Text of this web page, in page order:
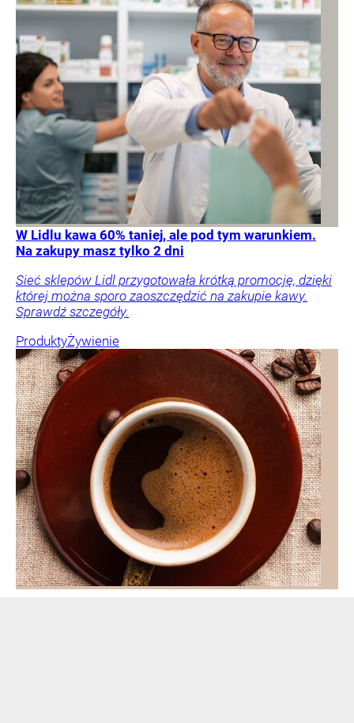
W Lidlu kawa 60% taniej, ale pod tym warunkiem.
Na zakupy masz tylko 2 dni
Sieć sklepów Lidl przygotowała krótką promocję, dzięki
której można sporo zaoszczędzić na zakupie kawy.
Sprawdź szczegóły.
ProduktyŻywienie